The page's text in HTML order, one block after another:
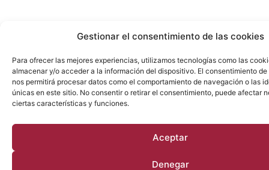
Gestionar el consentimiento de las cookies
Para ofrecer las mejores experiencias, utilizamos tecnologías como las
almacenar y/o acceder a la información del dispositivo. El consentimiento
nos permitirá procesar datos como el comportamiento de navegación o las
únicas en este sitio. No consentir o retirar el consentimiento, puede afectar
ciertas características y funciones.
Aceptar
Denegar